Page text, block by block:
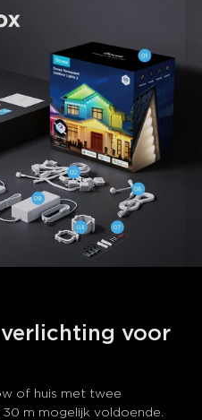
voor
of huis met twee
m mogelijk voldoende.